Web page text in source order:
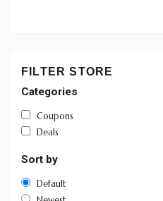
FILTER STORE
Categories
Coupons
Deals
Sort by
Default